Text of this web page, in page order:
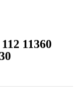
11360